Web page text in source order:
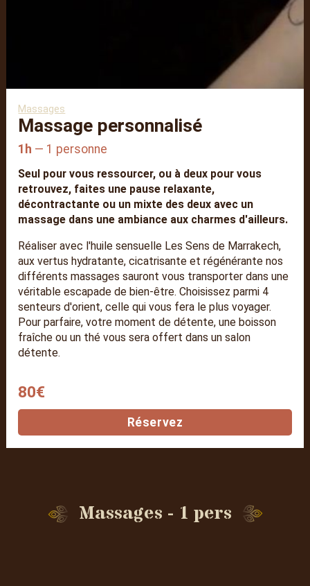
Massages
Massage personnalisé
1h 1 personne
Seul pour vous ressourcer, ou à deux pour vous
retrouvez, faites une pause relaxante,
décontractante ou un mixte des deux avec un
massage dans une ambiance aux charmes d'ailleurs.
Réaliser avec l'huile sensuelle Les Sens de Marrakech,
aux vertus hydratante, cicatrisante et régénérante nos
différents massages sauront vous transporter dans une
véritable escapade de bien-être. Choisissez parmi 4
senteurs d'orient, celle qui vous fera le plus voyager.
Pour parfaire, votre moment de détente, une boisson
fraîche ou un thé vous sera offert dans un salon
détente.
80€
Réservez
Massages - 1 pers